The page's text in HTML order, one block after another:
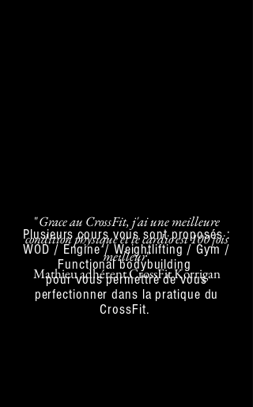
Plusieurs cours vous sont proposés :
WOD / Engine / Weightlifting / Gym /
Functional bodybuilding
pour vous permettre de vous
perfectionner dans la pratique du
CrossFit.
"Grace au CrossFit, j'ai une meilleure
condition physique et le cardio est 100 fois
meilleur"
Mathieu adhérent CrossFit Korrigan